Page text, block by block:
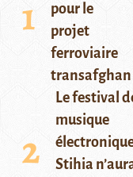
pour le
projet
ferroviaire
transafghan
Le festival
musique
Stihia